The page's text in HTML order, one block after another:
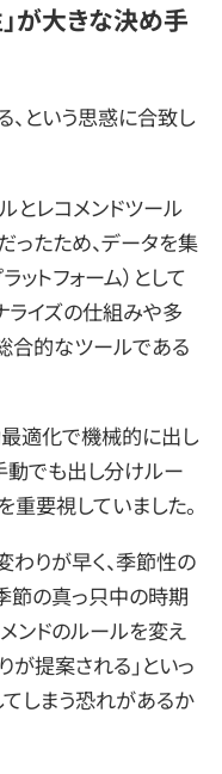
」が大きな決め手
、という思惑に合致し
とレコメンドツール
ったため、データを集
ットフォーム）として
ライズの仕組みや多
合的なツールである
最適化で機械的に出し
動でも出し分けルー
重要視していました。
わりが早く、季節性の
節の真っ只中の時期
ンドのルールを変え
が提案される」といっ
しまう恐れがあるか